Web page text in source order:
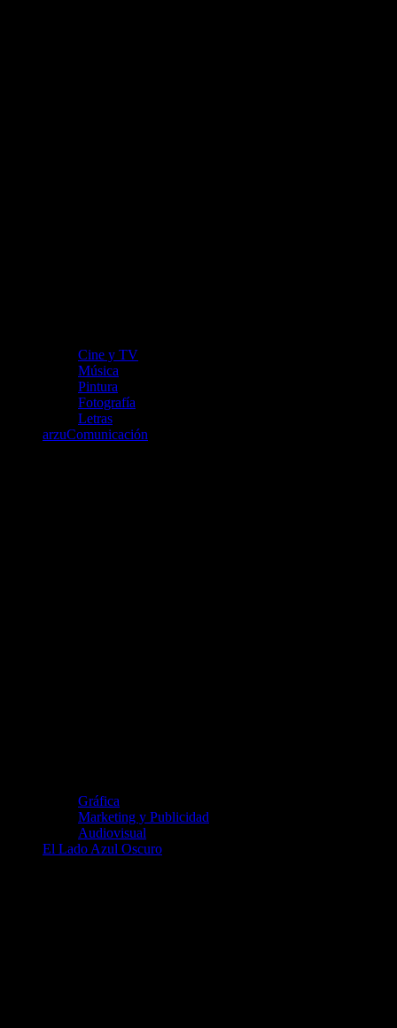
Cine y TV
Música
Pintura
Fotografía
Letras
arzuComunicación
Gráfica
Marketing y Publicidad
Audiovisual
El Lado Azul Oscuro